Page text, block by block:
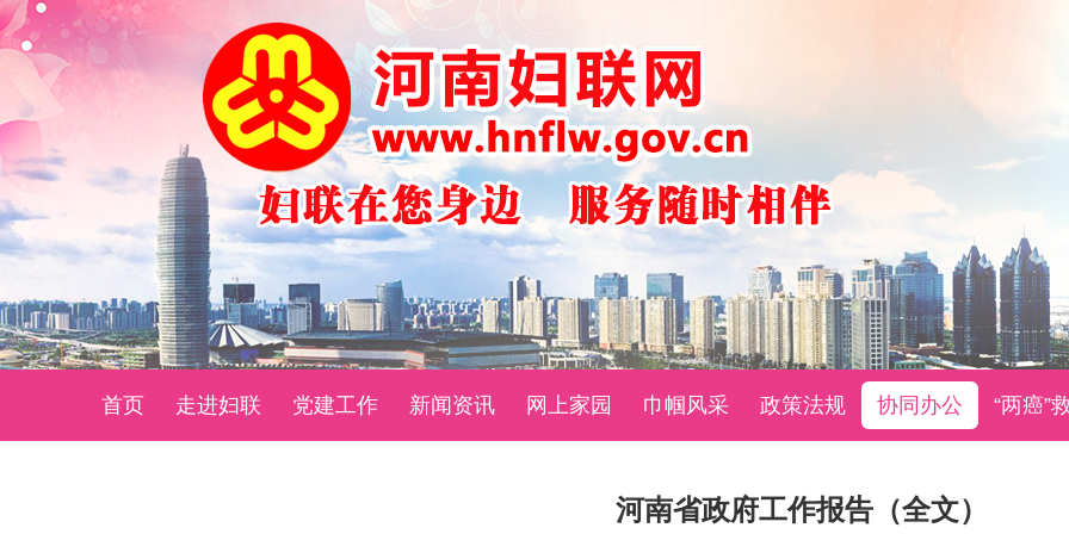
首页 走进妇联 党建工作 新闻资讯 网上家园 巾帼风采 政策法规 协同办公 “两癌”
河南省政府工作报告（全文）